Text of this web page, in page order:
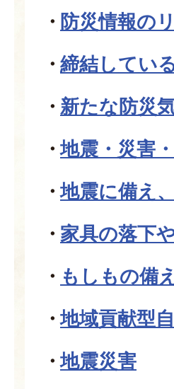
防災情報の
締結してい
新たな防災
地震・災害
地震に備え
家具の落下
もしもの備え
地域貢献型
地震災害